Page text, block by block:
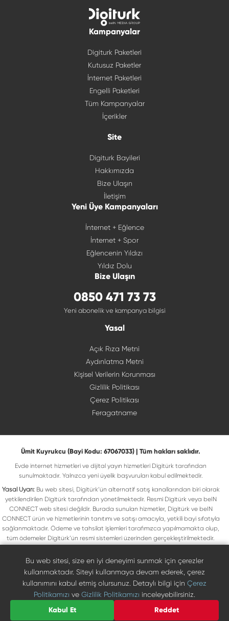
Kampanyalar
Digiturk Paketleri
Kutusuz Paketler
İnternet Paketleri
Engelli Paketleri
Tüm Kampanyalar
İçerikler
Site
Digiturk Bayileri
Hakkımızda
Bize Ulaşın
İletişim
Yeni Üye Kampanyaları
İnternet + Eğlence
İnternet + Spor
Eğlencenin Yıldızı
Yıldız Dolu
Bize Ulaşın
0850 471 73 73
Yeni abonelik ve kampanya bilgisi
Yasal
Açık Rıza Metni
Aydınlatma Metni
Kişisel Verilerin Korunması
Gizlilik Politikası
Çerez Politikası
Feragatname
Ümit Kuyrukcu (Bayi Kodu: 67067033) | Tüm hakları saklıdır.
Evde internet hizmetleri ve dijital yayın hizmetleri Digitürk tarafından
sunulmaktadır. Yalnızca yeni üyelik başvuruları kabul edilmektedir.
Yasal Uyarı:Bu web sitesi, Digitürk’ün alternatif satış kanallarından biri olarak
yetkilendirilen Digitürk tarafından yönetilmektedir. Resmi Digitürk veya beIN
CONNECT web sitesi değildir. Burada sunulan hizmetler, Digitürk ve beIN
CONNECT ürün ve hizmetlerinin tanıtımı ve satışı amacıyla, yetkili bayi sıfatıyla
sağlanmaktadır. Ödeme ve tahsilat işlemleri tarafımızca yapılmamakta olup,
tüm ödemeler Digitürk’ün resmi sistemleri üzerinden gerçekleştirilmektedir.
koruma altındadır. Bu markalar, yalnızca marka sahiplerinin kullanım koşullarına
uygun şekilde kullanılmaktadır. Digitürk veya beIN CONNECT’in resmi web
sitelerine ulaşmak için ilgili markaların doğrudan resmi kanallarını ziyaret
edebilirsiniz.
Digiturk resmî bayi listesinde doğrulayın
©2026Ümit Kuyrukcu. Tüm hakları saklıdır.
Bize Ulaşın
0850 471 73 73
Bu web sitesi, size en iyi deneyimi sunmak için çerezler
kullanmaktadır. Siteyi kullanmaya devam ederek, çerez
kullanımını kabul etmiş olursunuz. Detaylı bilgi için Çerez
Politikamızı ve Gizlilik Politikamızı inceleyebilirsiniz.
Kabul Et Reddet